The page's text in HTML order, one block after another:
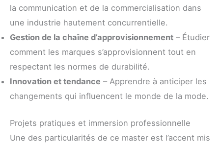
la communication et de la commercialisation dans
une industrie hautement concurrentielle.
Gestion de la chaîne d’approvisionnement – Étudier
comment les marques s’approvisionnent tout en
respectant les normes de durabilité.
Innovation et tendance – Apprendre à anticiper les
changements qui influencent le monde de la mode.
Projets pratiques et immersion professionnelle
Une des particularités de ce master est l’accent mis